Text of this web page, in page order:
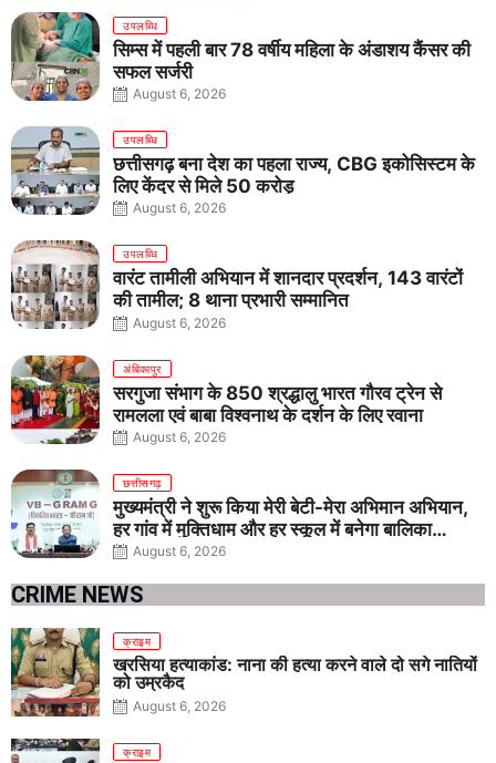
उपलब्धि
सिम्स में पहली बार 78 वर्षीय महिला के अंडाशय कैंसर की
सफल सर्जरी
August 6, 2026
उपलब्धि
छत्तीसगढ़ बना देश का पहला राज्य, CBG इकोसिस्टम के
लिए केंद्र से मिले 50 करोड़
August 6, 2026
उपलब्धि
वारंट तामीली अभियान में शानदार प्रदर्शन, 143 वारंटों
की तामील; 8 थाना प्रभारी सम्मानित
August 6, 2026
अंबिकापुर
सरगुजा संभाग के 850 श्रद्धालु भारत गौरव ट्रेन से
रामलला एवं बाबा विश्वनाथ के दर्शन के लिए रवाना
August 6, 2026
छत्तीसगढ़
मुख्यमंत्री ने शुरू किया मेरी बेटी-मेरा अभिमान अभियान,
हर गांव में मुक्तिधाम और हर स्कूल में बनेगा बालिका
शौचालय
August 6, 2026
CRIME NEWS
क्राइम
खरसिया हत्याकांड: नाना की हत्या करने वाले दो सगे नातियों
को उम्रकैद
August 6, 2026
क्राइम